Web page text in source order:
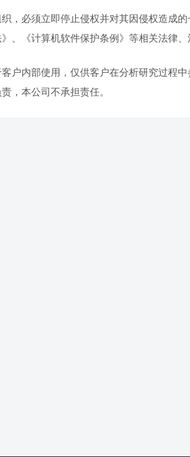
，必须立即停止侵权并对其因侵权造成
、《计算机软件保护条例》等相关法律、
户内部使用，仅供客户在分析研究过程
，本公司不承担责任。